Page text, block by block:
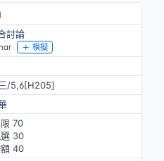
討論
模擬
/5,6[H205]
限 70
30
40